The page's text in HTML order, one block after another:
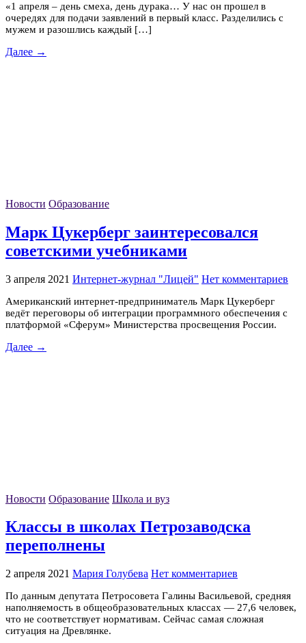
«‎1 апреля – день смеха, день дурака… У нас он прошел в
очередях для подачи заявлений в первый класс. Разделились с
мужем и разошлись каждый […]
Далее →
Новости Образование
Марк Цукерберг заинтересовался
советскими учебниками
3 апреля 2021 Интернет-журнал "Лицей" Нет комментариев
Американский интернет-предприниматель Марк Цукерберг
ведёт переговоры об интеграции программного обеспечения с
платформой «Сферум» Министерства просвещения России.
Далее →
Новости Образование Школа и вуз
Классы в школах Петрозаводска
переполнены
2 апреля 2021 Мария Голубева Нет комментариев
По данным депутата Петросовета Галины Васильевой, средняя
наполняемость в общеобразовательных классах — 27,6 человек,
что не соответствует нормативам. ‎Сейчас самая сложная
ситуация на Древлянке.